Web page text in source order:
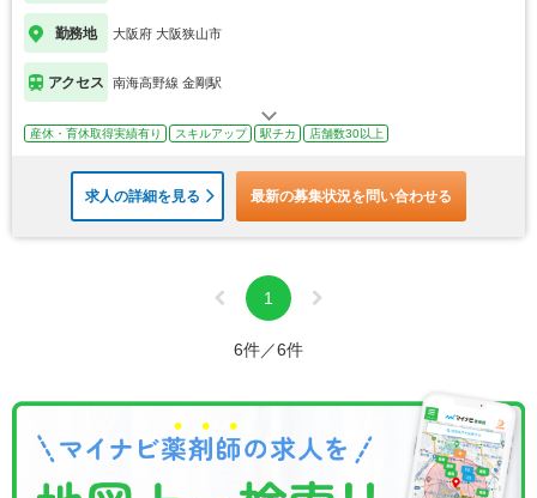
勤務地 大阪府 大阪狭山市
アクセス 南海高野線 金剛駅
産休・育休取得実績有り スキルアップ 駅チカ 店舗数30以上
求人の詳細を見る 最新の募集状況を問い合わせる
1
6件／6件